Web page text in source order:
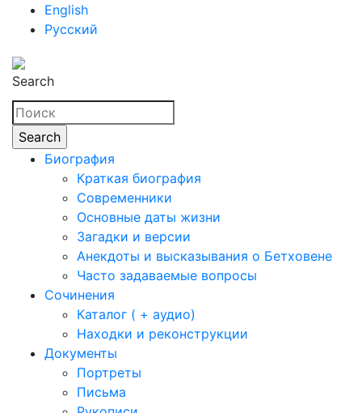
English
Русский
Search
Биография
Краткая биография
Современники
Основные даты жизни
Загадки и версии
Анекдоты и высказывания о Бетховене
Часто задаваемые вопросы
Сочинения
Каталог ( + аудио)
Находки и реконструкции
Документы
Портреты
Письма